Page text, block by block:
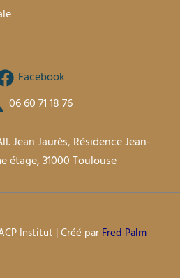
Facebook
06 60 71 18 76
Jean Jaurès, Résidence Jean-
étage, 31000 Toulouse
Institut | Créé par Fred Palm